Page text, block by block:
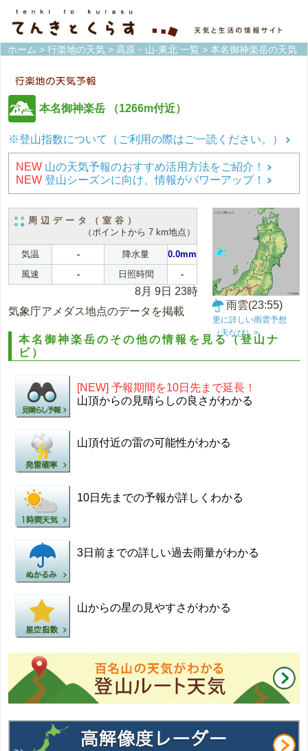
ホーム > 行楽地の天気 > 高原・山-東北 一覧 > 本名御神楽岳の天気
本名御神楽岳 （1266m付近）
※登山指数について（ご利用の際はご一読ください。）
NEW 山の天気予報のおすすめ活用方法をご紹介！
NEW 登山シーズンに向け、情報がパワーアップ！
周辺データ（室谷）
（ポイントから 7 km地点）
気温 - 降水量
0.0mm
風速
- 日照時間 -
8月 9日 23時
気象庁アメダス地点のデータを掲載
雨雲(23:55)
更に詳しい雨雲予想
（天なび）>
本名御神楽岳のその他の情報を見る（登山ナ
ビ）
[NEW] 予報期間を10日先まで延長！
山頂からの見晴らしの良さがわかる
山頂付近の雷の可能性がわかる
10日先までの予報が詳しくわかる
3日前までの詳しい過去雨量がわかる
山からの星の見やすさがわかる